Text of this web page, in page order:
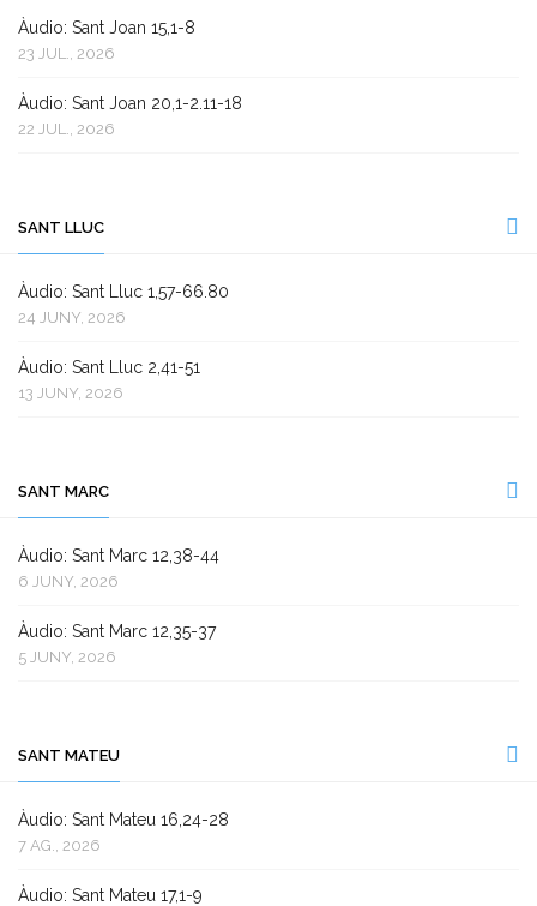
Àudio: Sant Joan 15,1-8
23 JUL., 2026
Àudio: Sant Joan 20,1-2.11-18
22 JUL., 2026
SANT LLUC
Àudio: Sant Lluc 1,57-66.80
24 JUNY, 2026
Àudio: Sant Lluc 2,41-51
13 JUNY, 2026
SANT MARC
Àudio: Sant Marc 12,38-44
6 JUNY, 2026
Àudio: Sant Marc 12,35-37
5 JUNY, 2026
SANT MATEU
Àudio: Sant Mateu 16,24-28
7 AG., 2026
Àudio: Sant Mateu 17,1-9